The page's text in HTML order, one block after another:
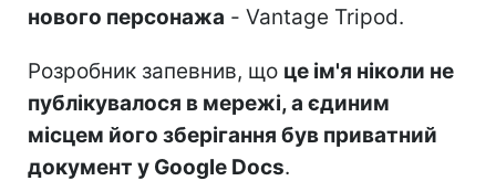
нового персонажа - Vantage Tripod.
Розробник запевнив, що це ім'я ніколи не
публікувалося в мережі, а єдиним
місцем його зберігання був приватний
документ у Google Docs.